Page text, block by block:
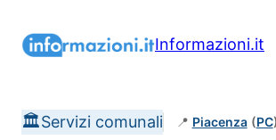
Informazioni.it
🏛️Servizi comunali 📍 Piacenza (PC)